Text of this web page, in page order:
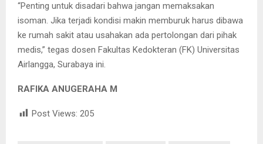
“Penting untuk disadari bahwa jangan memaksakan
isoman. Jika terjadi kondisi makin memburuk harus dibawa
ke rumah sakit atau usahakan ada pertolongan dari pihak
medis,” tegas dosen Fakultas Kedokteran (FK) Universitas
Airlangga, Surabaya ini.
RAFIKA ANUGERAHA M
Post Views: 205